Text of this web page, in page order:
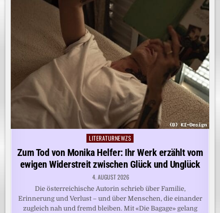
Posted
in
LITERATURNEWZS
Zum Tod von Monika Helfer: Ihr Werk erzählt vom
ewigen Widerstreit zwischen Glück und Unglück
4. AUGUST 2026
Die österreichische Autorin schrieb über Familie,
Erinnerung und Verlust – und über Menschen, die einander
zugleich nah und fremd bleiben. Mit «Die Bagage» gelang